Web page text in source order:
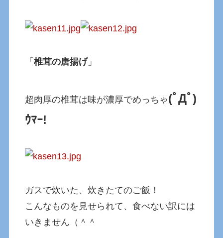
「椎茸の唐揚げ」
超肉厚の椎茸は味が濃厚でめっちゃ(ﾟДﾟ)
ｳﾏｰ!
ガスで炊いた、炊きたてのご飯！
こんなものを見せられて、食べない訳には
いきません（＾＾